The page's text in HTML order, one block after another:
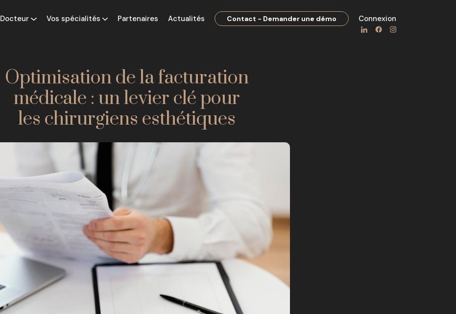
Vos spécialités Partenaires Actualités Contact - Demander une démo Connexion
Optimisation de la facturation
médicale : un levier clé pour
les chirurgiens esthétiques